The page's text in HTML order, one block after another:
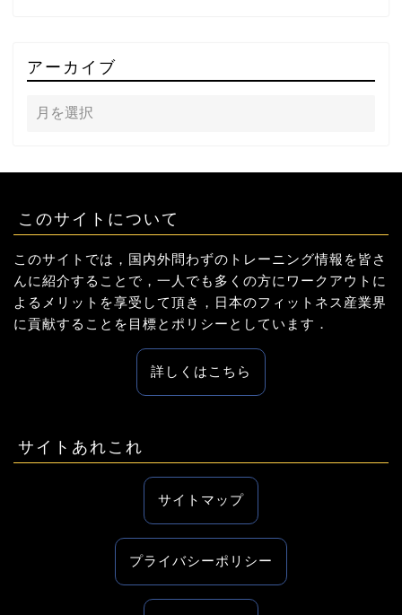
アーカイブ
このサイトについて
このサイトでは，国内外問わずのトレーニング情報を皆さ
んに紹介することで，一人でも多くの方にワークアウトに
よるメリットを享受して頂き，日本のフィットネス産業界
に貢献することを目標とポリシーとしています．
詳しくはこちら
サイトあれこれ
サイトマップ
プライバシーポリシー